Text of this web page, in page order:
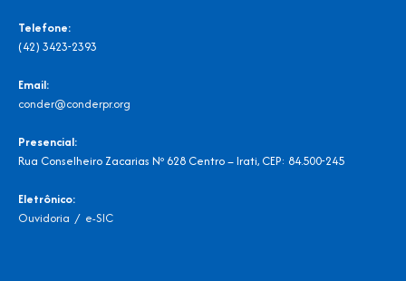
Telefone:
(42) 3423-2393
Email:
conder@conderpr.org
Presencial:
Rua Conselheiro Zacarias Nº 628 Centro – Irati, CEP: 84.500-245
Eletrônico:
Ouvidoria / e-SIC